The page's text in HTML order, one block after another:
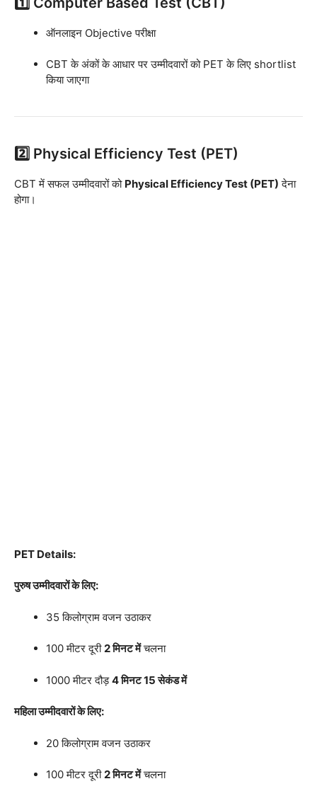
ऑनलाइन Objective परीक्षा
CBT के अंकों के आधार पर उम्मीदवारों को PET के लिए shortlist
किया जाएगा
2️⃣ Physical Efficiency Test (PET)
CBT में सफल उम्मीदवारों को Physical Efficiency Test (PET) देना
होगा।
PET Details:
पुरुष उम्मीदवारों के लिए:
35 किलोग्राम वजन उठाकर
100 मीटर दूरी2 मिनट मेंचलना
1000 मीटर दौड़4 मिनट 15 सेकंड में
महिला उम्मीदवारों के लिए:
20 किलोग्राम वजन उठाकर
100 मीटर दूरी2 मिनट मेंचलना